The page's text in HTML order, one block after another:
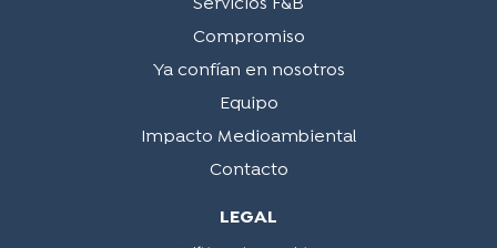
Compromiso
Ya confían en nosotros
Equipo
Impacto Medioambiental
Contacto
LEGAL